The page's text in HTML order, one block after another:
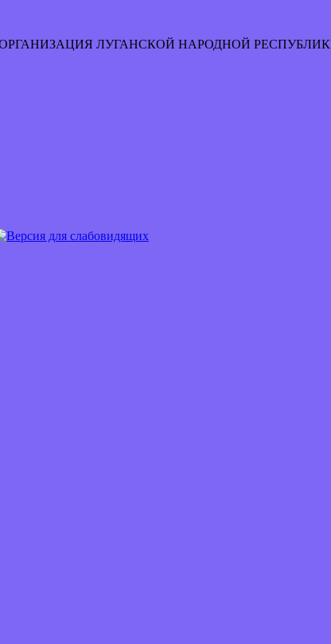
ЛУГАНСКОЙ НАРОДНОЙ